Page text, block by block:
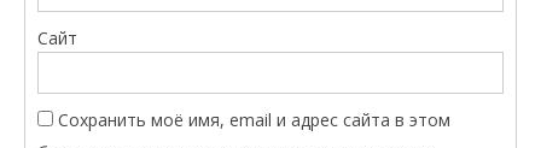
Сайт
Сохранить моё имя, email и адрес сайта в этом